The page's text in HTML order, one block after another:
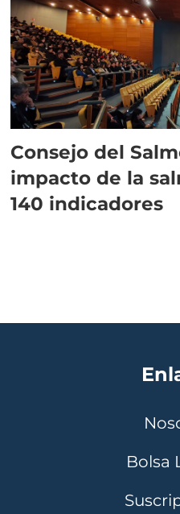
Consejo del
impacto de la
140 indicadores
Bolsa